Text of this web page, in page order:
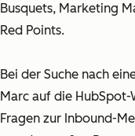
Busquets, Marketing
Red Points.
Bei der Suche nach
Marc auf die HubSpot-
Fragen zur Inbound-